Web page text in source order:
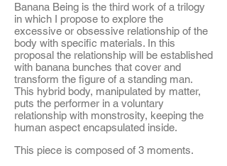
Banana Being is the third work of a trilogy
in which I propose to explore the
excessive or obsessive relationship of the
body with specific materials. In this
proposal the relationship will be established
with banana bunches that cover and
transform the figure of a standing man.
This hybrid body, manipulated by matter,
puts the performer in a voluntary
relationship with monstrosity, keeping the
human aspect encapsulated inside.
This piece is composed of 3 moments.